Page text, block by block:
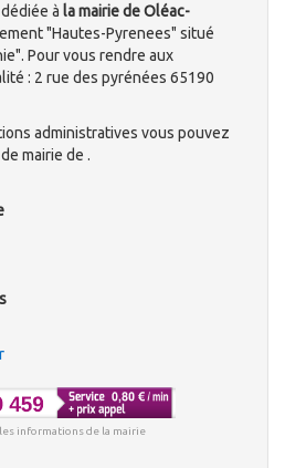
à la mairie de Oléac-
"Hautes-Pyrenees" situé
Pour vous rendre aux
: 2 rue des pyrénées 65190
administratives vous pouvez
mairie de .
informations de la mairie